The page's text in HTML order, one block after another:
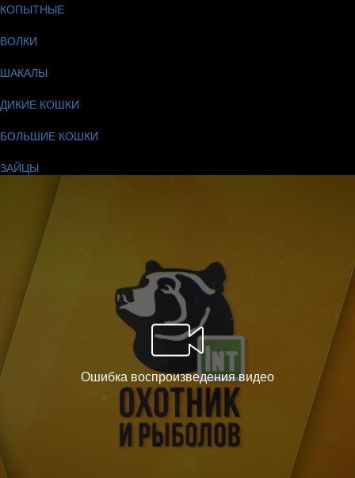
КОПЫТНЫЕ
ВОЛКИ
ШАКАЛЫ
ДИКИЕ КОШКИ
БОЛЬШИЕ КОШКИ
ЗАЙЦЫ